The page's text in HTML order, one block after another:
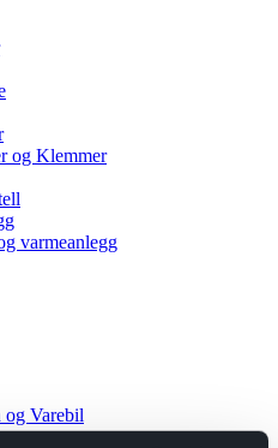
og Klemmer
varmeanlegg
og Varebil